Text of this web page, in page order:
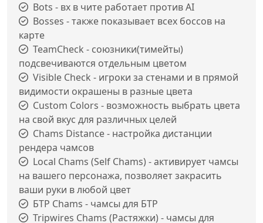
Bots - вх в чите работает против AI
Bosses - также показывает всех боссов на
карте
TeamCheck - союзники(тимейты)
подсвечиваются отдельным цветом
Visible Check - игроки за стенами и в прямой
видимости окрашены в разные цвета
Custom Colors - возможность выбрать цвета
на свой вкус для различных целей
Chams Distance - настройка дистанции
рендера чамсов
Local Chams (Self Chams) - активирует чамсы
на вашего персонажа, позволяет закрасить
ваши руки в любой цвет
БТР Chams - чамсы для БТР
Tripwires Chams (Растяжки) - чамсы для